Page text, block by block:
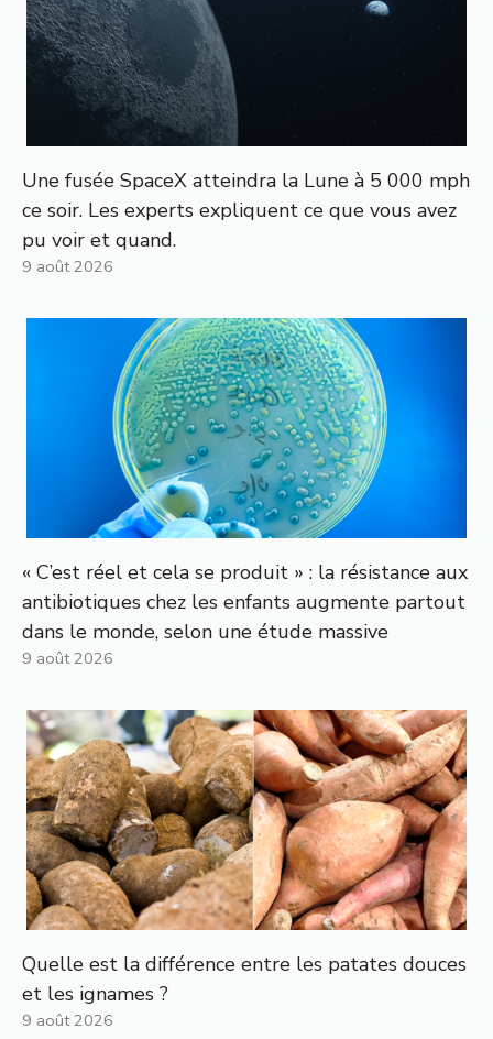
Une fusée SpaceX atteindra la Lune à 5 000 mph
ce soir. Les experts expliquent ce que vous avez
pu voir et quand.
9 août 2026
« C’est réel et cela se produit » : la résistance aux
antibiotiques chez les enfants augmente partout
dans le monde, selon une étude massive
9 août 2026
Quelle est la différence entre les patates douces
et les ignames ?
9 août 2026